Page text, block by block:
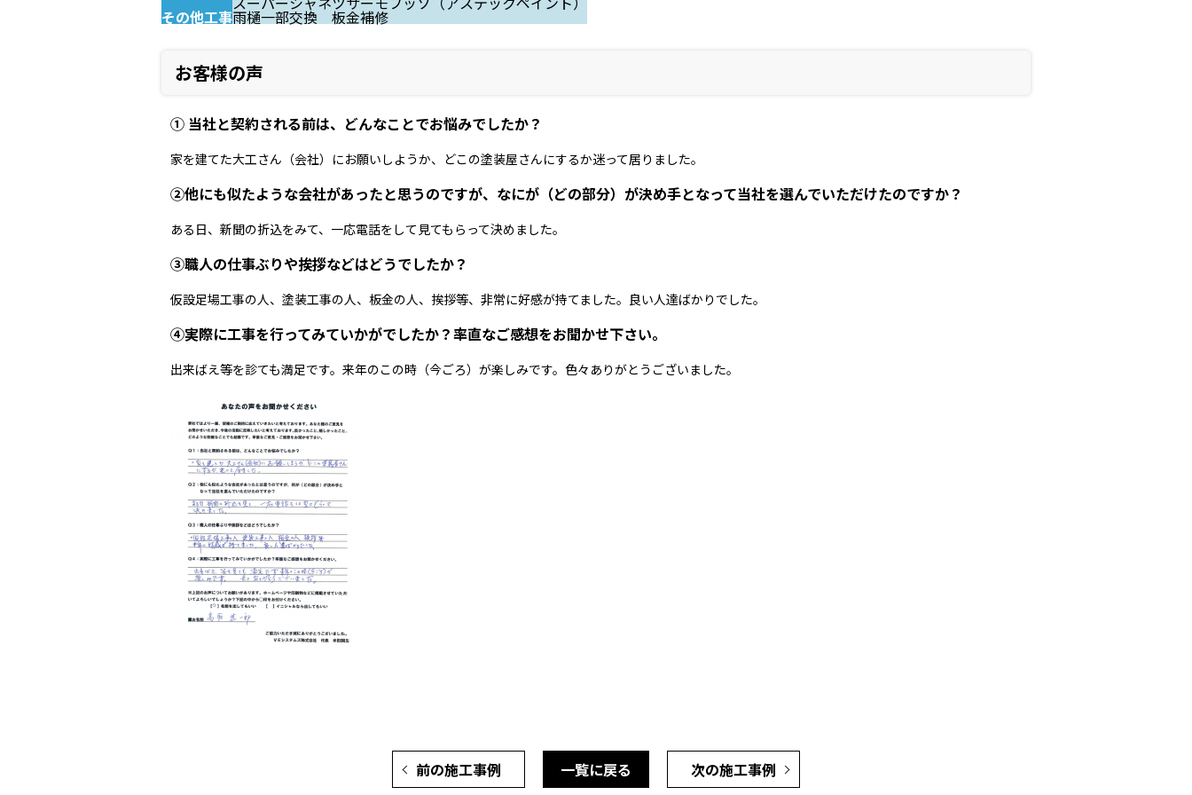
その他工事雨樋一部交換 板金補修
お客様の声
① 当社と契約される前は、どんなことでお悩みでしたか？
家を建てた大工さん（会社）にお願いしようか、どこの塗装屋さんにするか迷って居りました。
②他にも似たような会社があったと思うのですが、なにが（どの部分）が決め手となって当社を選んでいただけたのですか？
ある日、新聞の折込をみて、一応電話をして見てもらって決めました。
③職人の仕事ぶりや挨拶などはどうでしたか？
仮設足場工事の人、塗装工事の人、板金の人、挨拶等、非常に好感が持てました。良い人達ばかりでした。
④実際に工事を行ってみていかがでしたか？率直なご感想をお聞かせ下さい。
出来ばえ等を診ても満足です。来年のこの時（今ごろ）が楽しみです。色々ありがとうございました。
前の施工事例 次の施工事例
一覧に戻る